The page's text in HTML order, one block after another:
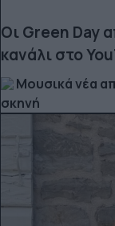
Οι Green Day
κανάλι στο
Μουσικά νέα
σκηνή